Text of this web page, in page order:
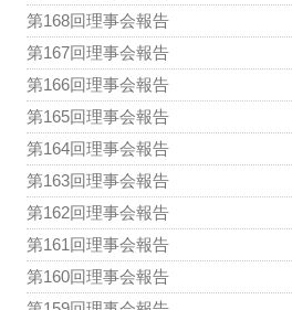
第168回理事会報告
第167回理事会報告
第166回理事会報告
第165回理事会報告
第164回理事会報告
第163回理事会報告
第162回理事会報告
第161回理事会報告
第160回理事会報告